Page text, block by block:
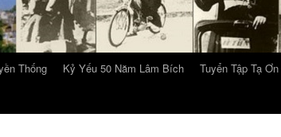
Thống Kỷ Yếu 50 Năm Lâm Bích Tuyển Tập Tạ